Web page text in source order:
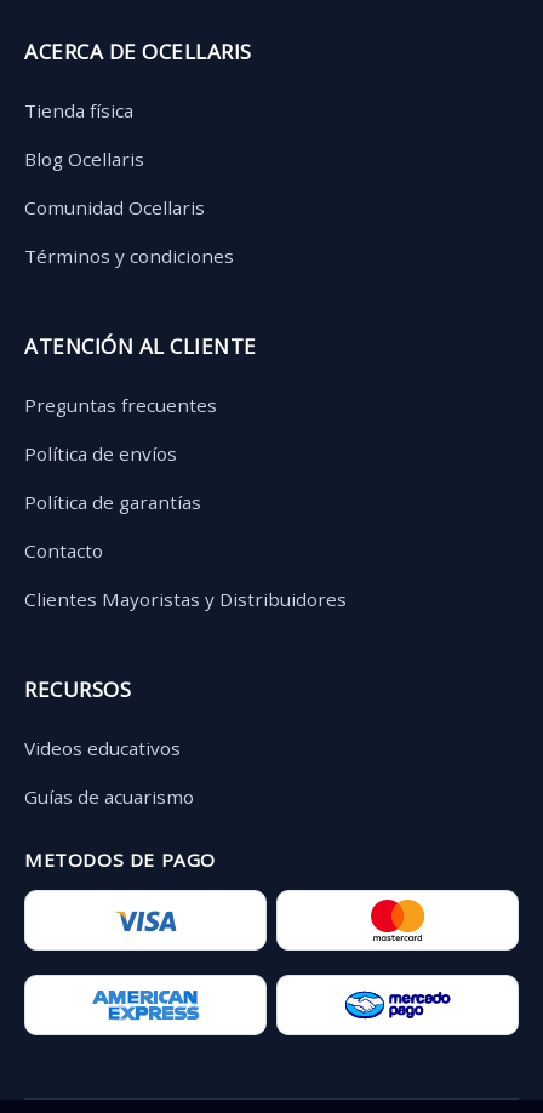
ACERCA DE OCELLARIS
Tienda física
Blog Ocellaris
Comunidad Ocellaris
Términos y condiciones
ATENCIÓN AL CLIENTE
Preguntas frecuentes
Política de envíos
Política de garantías
Contacto
Clientes Mayoristas y Distribuidores
RECURSOS
Videos educativos
Guías de acuarismo
METODOS DE PAGO